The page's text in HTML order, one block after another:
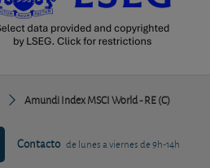
Amundi Index MSCI World - RE (C)
Contacto de lunes a viernes de 9h-14h